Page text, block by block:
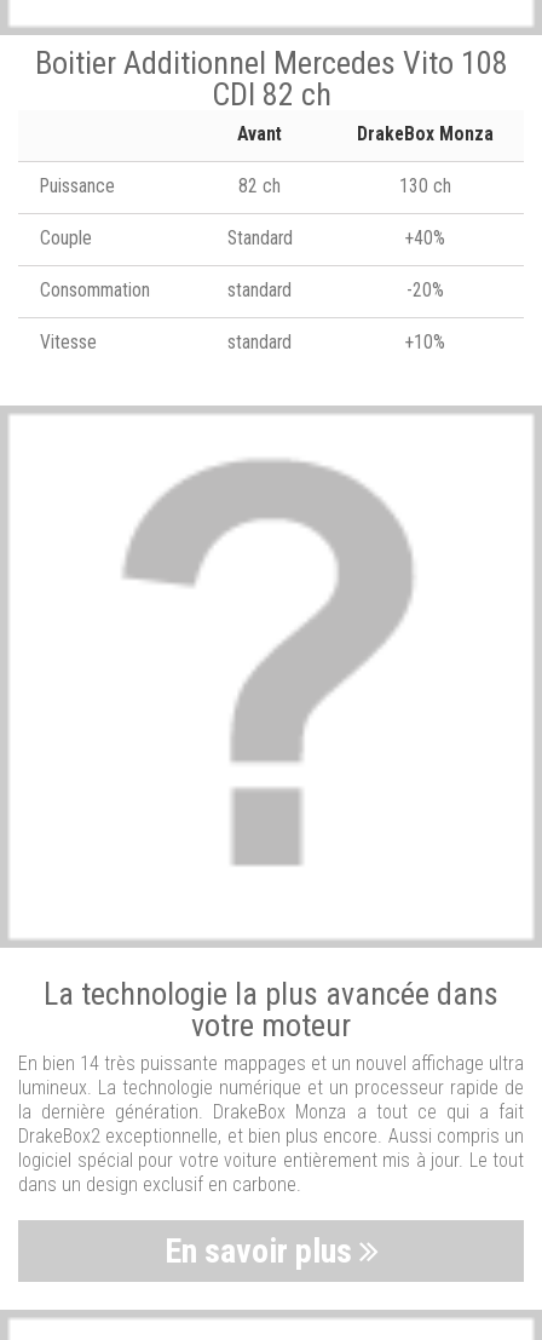
Boitier Additionnel Mercedes Vito 108
CDI 82 ch
Avant DrakeBox Monza
Puissance 82 ch 130 ch
Couple Standard +40%
Consommation standard -20%
Vitesse standard +10%
La technologie la plus avancée dans
votre moteur
En bien 14 très puissante mappages et un nouvel affichage ultra
lumineux. La technologie numérique et un processeur rapide de
la dernière génération. DrakeBox Monza a tout ce qui a fait
DrakeBox2 exceptionnelle, et bien plus encore. Aussi compris un
logiciel spécial pour votre voiture entièrement mis à jour. Le tout
dans un design exclusif en carbone.
En savoir plus